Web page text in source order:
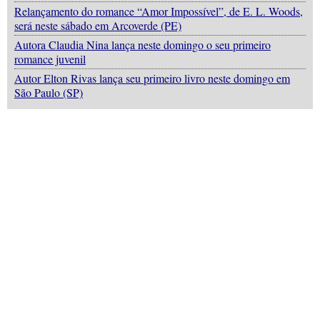
Relançamento do romance “Amor Impossível”, de E. L. Woods,
será neste sábado em Arcoverde (PE)
Autora Claudia Nina lança neste domingo o seu primeiro
romance juvenil
Autor Elton Rivas lança seu primeiro livro neste domingo em
São Paulo (SP)